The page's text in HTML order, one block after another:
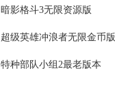
暗影格斗3无限资源版
超级英雄冲浪者无限金币版
特种部队小组2最老版本